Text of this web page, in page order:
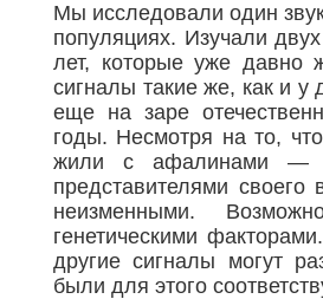
Мы исследовали один
популяциях. Изучали
лет, которые уже давно
сигналы такие же, как и у
еще на заре
годы. Несмотря на то,
жили с афалинами —
представителями
неизменными.
генетическими
другие сигналы могут
были для этого